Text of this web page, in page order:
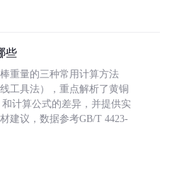
些
重量的三种常用计算方法
工具法），重点解析了黄铜
和计算公式的差异，并提供实
建议，数据参考GB/T 4423-